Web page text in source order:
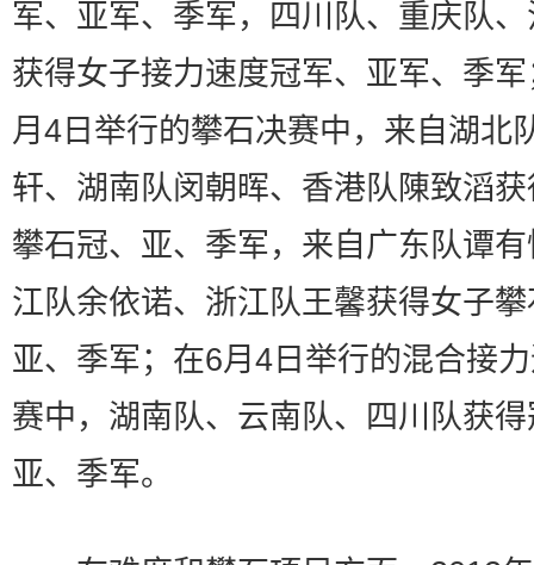
军、亚军、季军，四川队、重庆队
获得女子接力速度冠军、亚军、季
月4日举行的攀石决赛中，来自湖北
轩、湖南队闵朝晖、香港队陳致滔
攀石冠、亚、季军，来自广东队谭
江队余依诺、浙江队王馨获得女子
亚、季军；在6月4日举行的混合接
赛中，湖南队、云南队、四川队获
亚、季军。